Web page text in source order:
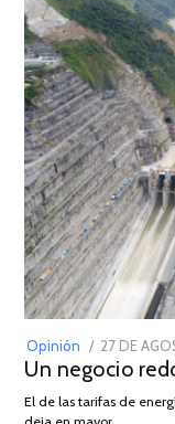
Opinión
POSTED
ON
27 DE
Un negocio
El de las tarifas de